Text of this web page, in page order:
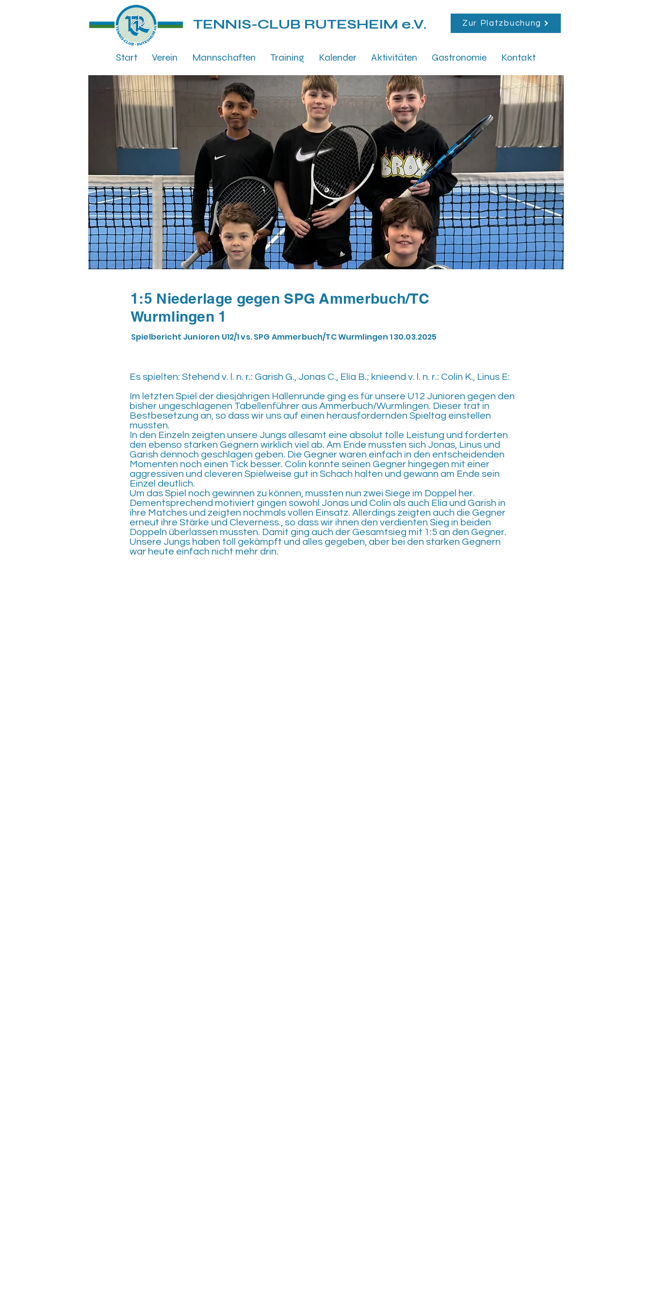
TENNIS-CLUB RUTESHEIM e.V. Zur Platzbuchung
Start Verein Mannschaften Training Kalender Aktivitäten Gastronomie Kontakt
1:5 Niederlage gegen SPG Ammerbuch/TC
Wurmlingen 1
Spielbericht Junioren U12/1 vs. SPG Ammerbuch/TC Wurmlingen 1 30.03.2025
Es spielten: Stehend v. l. n. r.: Garish G., Jonas C., Elia B.; knieend v. l. n. r.: Colin K., Linus E:
Im letzten Spiel der diesjährigen Hallenrunde ging es für unsere U12 Junioren gegen den
bisher ungeschlagenen Tabellenführer aus Ammerbuch/Wurmlingen. Dieser trat in
Bestbesetzung an, so dass wir uns auf einen herausfordernden Spieltag einstellen
mussten.
In den Einzeln zeigten unsere Jungs allesamt eine absolut tolle Leistung und forderten
den ebenso starken Gegnern wirklich viel ab. Am Ende mussten sich Jonas, Linus und
Garish dennoch geschlagen geben. Die Gegner waren einfach in den entscheidenden
Momenten noch einen Tick besser. Colin konnte seinen Gegner hingegen mit einer
aggressiven und cleveren Spielweise gut in Schach halten und gewann am Ende sein
Einzel deutlich.
Um das Spiel noch gewinnen zu können, mussten nun zwei Siege im Doppel her.
Dementsprechend motiviert gingen sowohl Jonas und Colin als auch Elia und Garish in
ihre Matches und zeigten nochmals vollen Einsatz. Allerdings zeigten auch die Gegner
erneut ihre Stärke und Cleverness., so dass wir ihnen den verdienten Sieg in beiden
Doppeln überlassen mussten. Damit ging auch der Gesamtsieg mit 1:5 an den Gegner.
Unsere Jungs haben toll gekämpft und alles gegeben, aber bei den starken Gegnern
war heute einfach nicht mehr drin.